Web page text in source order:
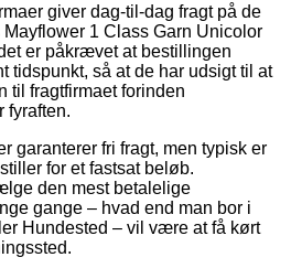
giver dag-til-dag fragt på de
1 Class Garn Unicolor
er påkrævet at bestillingen
tidspunkt, så at de har udsigt til at
til fragtfirmaet forinden
fyraften.
garanterer fri fragt, men typisk er
for et fastsat beløb.
den mest betalelige
gange – hvad end man bor i
Hundested – vil være at få kørt